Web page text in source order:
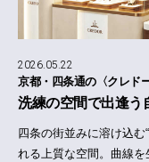
2026.05.22
京都・四条通の〈クレド
洗練の空間で出逢う
四条の街並みに溶け込
れる上質な空間。曲線